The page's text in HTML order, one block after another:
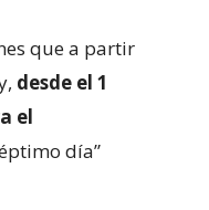
que a partir
desde el 1
el
día”